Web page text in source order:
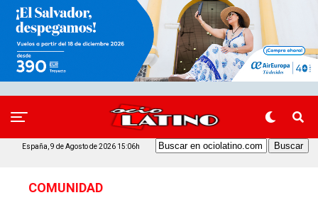
España, 9 de Agosto de 2026 15:06h
COMUNIDAD